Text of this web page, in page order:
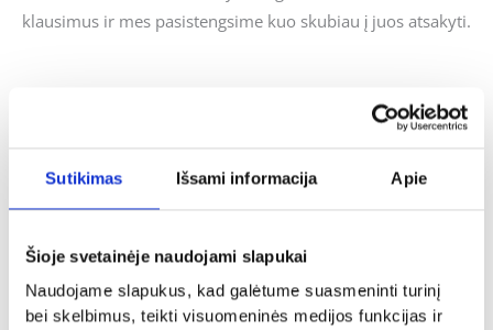
Sutikimas Išsami informacija Apie
Šioje svetainėje naudojami slapukai
Naudojame slapukus, kad galėtume suasmeninti turinį
bei skelbimus, teikti visuomeninės medijos funkcijas ir
klausimus ir mes pasistengsime kuo skubiau į juos atsakyti.
Šaukštelis su modelinu „Krikšto
12.00 € 5.00€